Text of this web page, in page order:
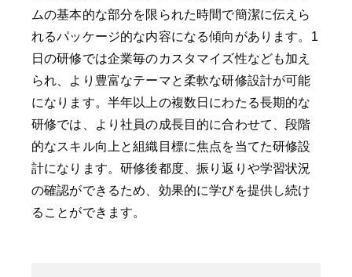
ムの基本的な部分を限られた時間で簡潔に伝えら
れるパッケージ的な内容になる傾向があります。1
日の研修では企業毎のカスタマイズ性なども加え
られ、より豊富なテーマと柔軟な研修設計が可能
になります。半年以上の複数日にわたる長期的な
研修では、より社員の成長目的に合わせて、段階
的なスキル向上と組織目標に焦点を当てた研修設
計になります。研修後都度、振り返りや学習状況
の確認ができるため、効果的に学びを提供し続け
ることができます。